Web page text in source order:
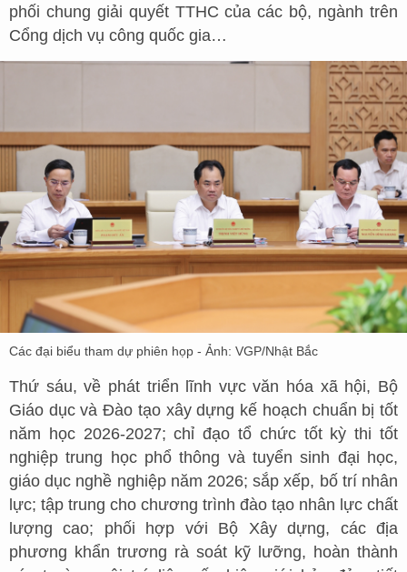
phối chung giải quyết TTHC của các bộ, ngành trên
Cổng dịch vụ công quốc gia…
Các đại biểu tham dự phiên họp - Ảnh: VGP/Nhật Bắc
Thứ sáu, về phát triển lĩnh vực văn hóa xã hội, Bộ
Giáo dục và Đào tạo xây dựng kế hoạch chuẩn bị tốt
năm học 2026-2027; chỉ đạo tổ chức tốt kỳ thi tốt
nghiệp trung học phổ thông và tuyển sinh đại học,
giáo dục nghề nghiệp năm 2026; sắp xếp, bố trí nhân
lực; tập trung cho chương trình đào tạo nhân lực chất
lượng cao; phối hợp với Bộ Xây dựng, các địa
phương khẩn trương rà soát kỹ lưỡng, hoàn thành